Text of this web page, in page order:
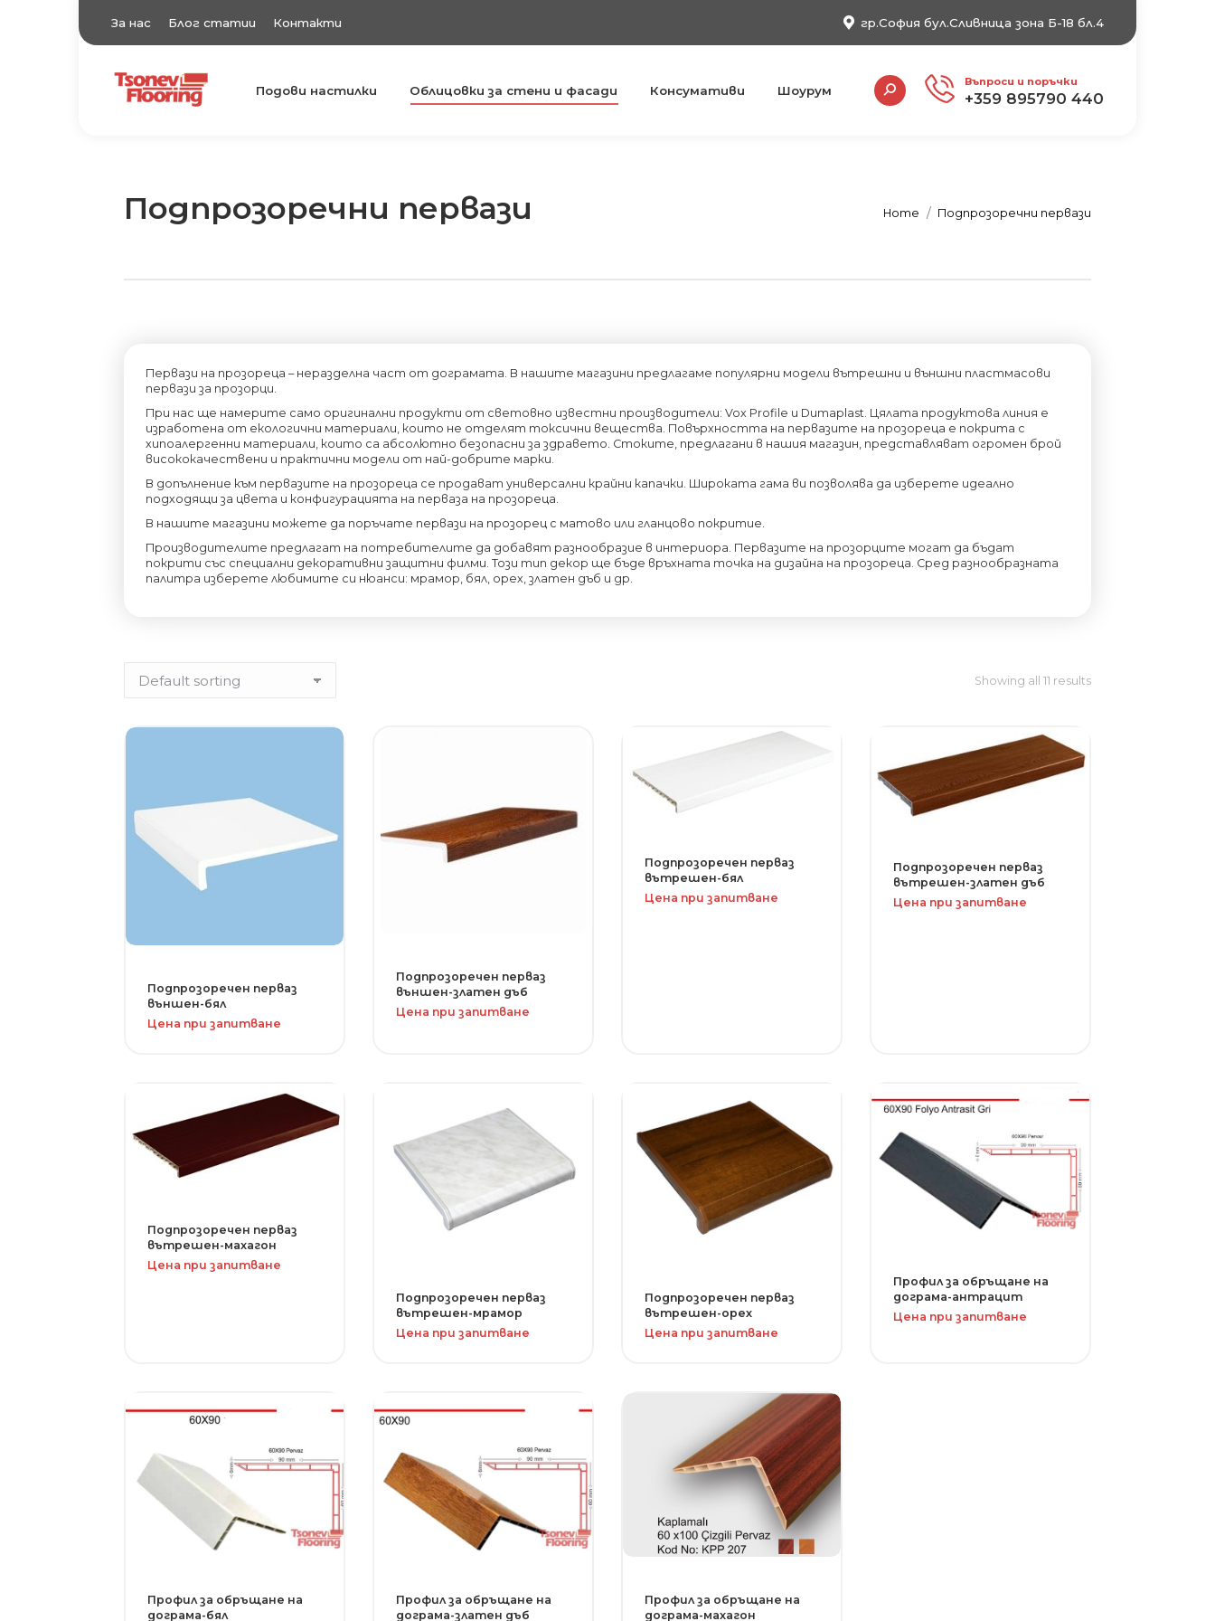
За нас Блог статии Контакти гр.София бул.Сливница зона Б-18 бл.4
TsonevFlooring
Подови настилки Подови настилки Облицовки за стени и фасади Консумативи Шоурум
Search: Въпроси и поръчки
+359 895790 440
Подпрозоречни первази
Home
Подпрозоречни первази
Первази на прозореца – неразделна част от дограмата. В нашите магазини предлагаме популярни модели вътрешни и външни пластмасови
первази за прозорци.
При нас ще намерите само оригинални продукти от световно известни производители: Vox Profile и Dumaplast. Цялата продуктова линия е
изработена от екологични материали, които не отделят токсични вещества. Повърхността на первазите на прозореца е покрита с
хипоалергенни материали, които са абсолютно безопасни за здравето. Стоките, предлагани в нашия магазин, представляват огромен брой
висококачествени и практични модели от най-добрите марки.
В допълнение към первазите на прозореца се продават универсални крайни капачки. Широката гама ви позволява да изберете идеално
подходящи за цвета и конфигурацията на перваза на прозореца.
В нашите магазини можете да поръчате первази на прозорец с матово или гланцово покритие.
Производителите предлагат на потребителите да добавят разнообразие в интериора. Первазите на прозорците могат да бъдат
покрити със специални декоративни защитни филми. Този тип декор ще бъде връхната точка на дизайна на прозореца. Сред разнообразната
палитра изберете любимите си нюанси: мрамор, бял, орех, златен дъб и др.
Showing all 11 results
Подпрозоречен перваз
външен-бял
Цена при запитване
Подпрозоречен перваз
външен-златен дъб
Цена при запитване
Подпрозоречен перваз
вътрешен-бял
Цена при запитване
Подпрозоречен перваз
вътрешен-златен дъб
Цена при запитване
Подпрозоречен перваз
вътрешен-махагон
Цена при запитване
Подпрозоречен перваз
вътрешен-мрамор
Цена при запитване
Подпрозоречен перваз
вътрешен-орех
Цена при запитване
Профил за обръщане на
дограма-антрацит
Цена при запитване
Профил за обръщане на
дограма-бял
Профил за обръщане на
дограма-златен дъб
Профил за обръщане на
дограма-махагон